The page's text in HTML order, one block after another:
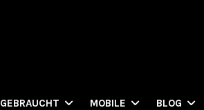
GEBRAUCHT MOBILE BLOG